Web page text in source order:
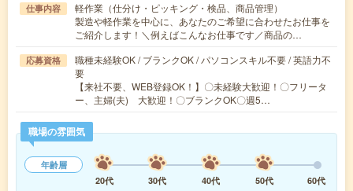
仕事内容
軽作業（仕分け・ピッキング・検品、商品管理）
製造や軽作業を中心に、あなたのご希望に合わせたお仕事を
ご紹介します！＼例えばこんなお仕事です／商品の…
応募資格
職種未経験OK / ブランクOK / パソコンスキル不要 / 英語力不
要
【来社不要、WEB登録OK！】〇未経験大歓迎！〇フリータ
ー、主婦(夫) 大歓迎！〇ブランクOK〇週5…
職場の雰囲気
年齢層
20代
30代 40代 50代 60代